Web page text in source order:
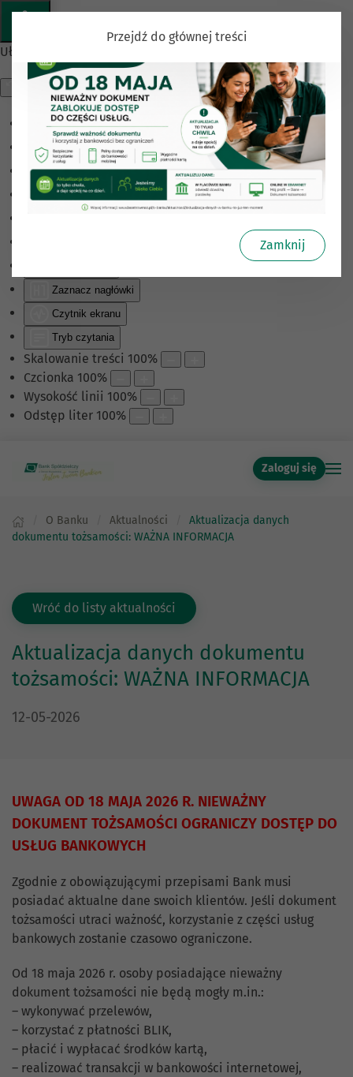
Ułatwienia dostępu
Odwróć kolory
Monochromatyczny
Ciemny kontrast
Jasny kontrast
Zaznacz nagłówki
Czytnik ekranu
Tryb czytania
Skalowanie treści 100%
Czcionka 100%
Wysokość linii 100%
Odstęp liter 100%
Przejdź do głównej treści
Zaloguj się
O Banku Aktualności
Aktualizacja danych
dokumentu tożsamości: WAŻNA INFORMACJA
Wróć do listy aktualności
Aktualizacja danych dokumentu
tożsamości: WAŻNA INFORMACJA
DATA PUBLIKACJI:
12-05-2026
UWAGA OD 18 MAJA 2026 R. NIEWAŻNY
DOKUMENT TOŻSAMOŚCI OGRANICZY DOSTĘP DO
USŁUG BANKOWYCH
Zgodnie z obowiązującymi przepisami Bank musi
posiadać aktualne dane swoich klientów. Jeśli dokument
tożsamości utraci ważność, korzystanie z części usług
bankowych zostanie czasowo ograniczone.
Od 18 maja 2026 r. osoby posiadające nieważny
dokument tożsamości nie będą mogły m.in.:
– wykonywać przelewów,
– korzystać z płatności BLIK,
– płacić i wypłacać środków kartą,
– realizować transakcji w bankowości internetowej,
Zamknij